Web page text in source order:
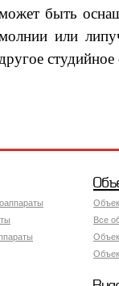
быть
или
другое
Все